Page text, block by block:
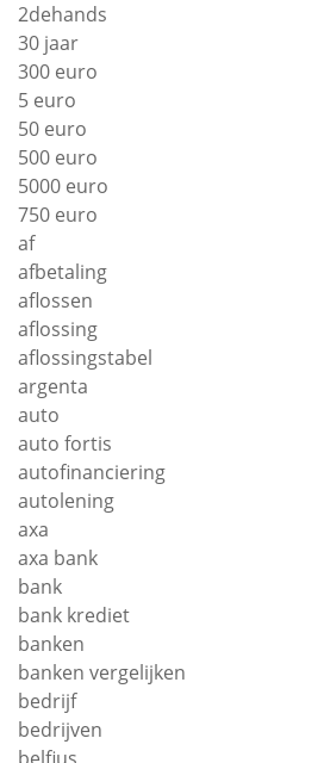
2dehands
30 jaar
300 euro
5 euro
50 euro
500 euro
5000 euro
750 euro
af
afbetaling
aflossen
aflossing
aflossingstabel
argenta
auto
auto fortis
autofinanciering
autolening
axa
axa bank
bank
bank krediet
banken
banken vergelijken
bedrijf
bedrijven